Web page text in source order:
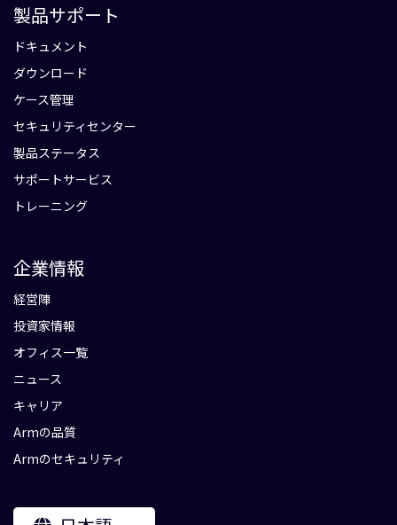
製品サポート
ドキュメント
ダウンロード
ケース管理
セキュリティセンター
製品ステータス
サポートサービス
トレーニング
企業情報
経営陣
投資家情報
オフィス一覧
ニュース
キャリア
Armの品質
Armのセキュリティ